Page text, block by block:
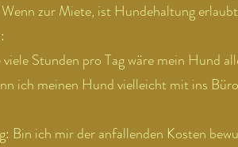
zur Miete, ist Hundehaltung
Stunden pro Tag wäre mein Hund
ich meinen Hund vielleicht mit ins
Bin ich mir der anfallenden Kosten